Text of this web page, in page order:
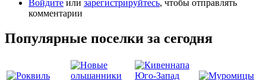
Войдите или зарегистрируйтесь, чтобы отправлять
комментарии
Популярные поселки за сегодня